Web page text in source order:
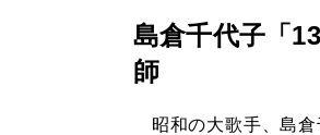
島倉千代子「
師
昭和の大歌手、島倉